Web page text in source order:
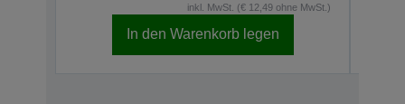
inkl. MwSt. (€ 12,49 ohne MwSt.)
In den Warenkorb legen